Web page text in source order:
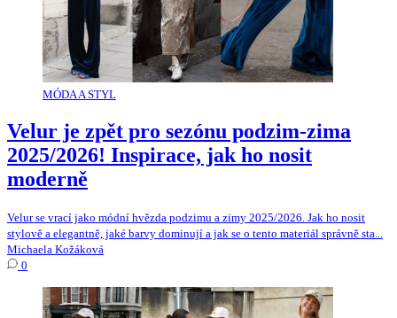
MÓDA A STYL
Velur je zpět pro sezónu podzim-zima
2025/2026! Inspirace, jak ho nosit
moderně
Velur se vrací jako módní hvězda podzimu a zimy 2025/2026. Jak ho nosit
stylově a elegantně, jaké barvy dominují a jak se o tento materiál správně sta...
Michaela Kožáková
0